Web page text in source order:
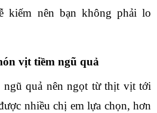
kiếm nên bạn không phải lo
vịt tiềm ngũ quả
ngũ quả nên ngọt từ thịt vịt tới
nhiều chị em lựa chọn, hơn